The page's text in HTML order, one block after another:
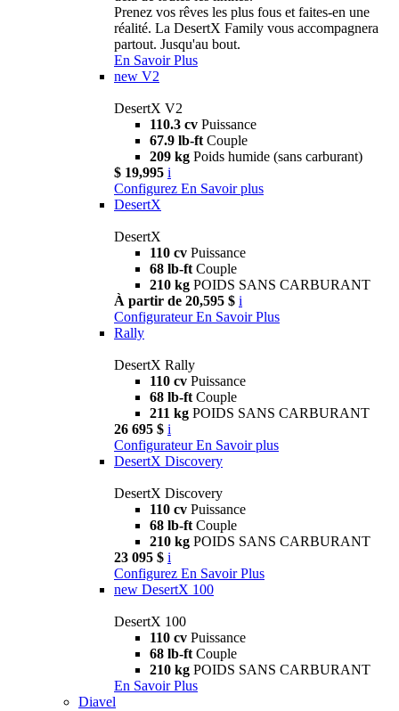
Prenez vos rêves les plus fous et faites-en une
réalité. La DesertX Family vous accompagnera
partout. Jusqu'au bout.
En Savoir Plus
new V2
DesertX V2
110.3 cv Puissance
67.9 lb-ft Couple
209 kg Poids humide (sans carburant)
$ 19,995 i
Configurez En Savoir plus
DesertX
DesertX
110 cv Puissance
68 lb-ft Couple
210 kg POIDS SANS CARBURANT
À partir de 20,595 $ i
Configurateur En Savoir Plus
Rally
DesertX Rally
110 cv Puissance
68 lb-ft Couple
211 kg POIDS SANS CARBURANT
26 695 $ i
Configurateur En Savoir plus
DesertX Discovery
DesertX Discovery
110 cv Puissance
68 lb-ft Couple
210 kg POIDS SANS CARBURANT
23 095 $ i
Configurez En Savoir Plus
new DesertX 100
DesertX 100
110 cv Puissance
68 lb-ft Couple
210 kg POIDS SANS CARBURANT
En Savoir Plus
Diavel